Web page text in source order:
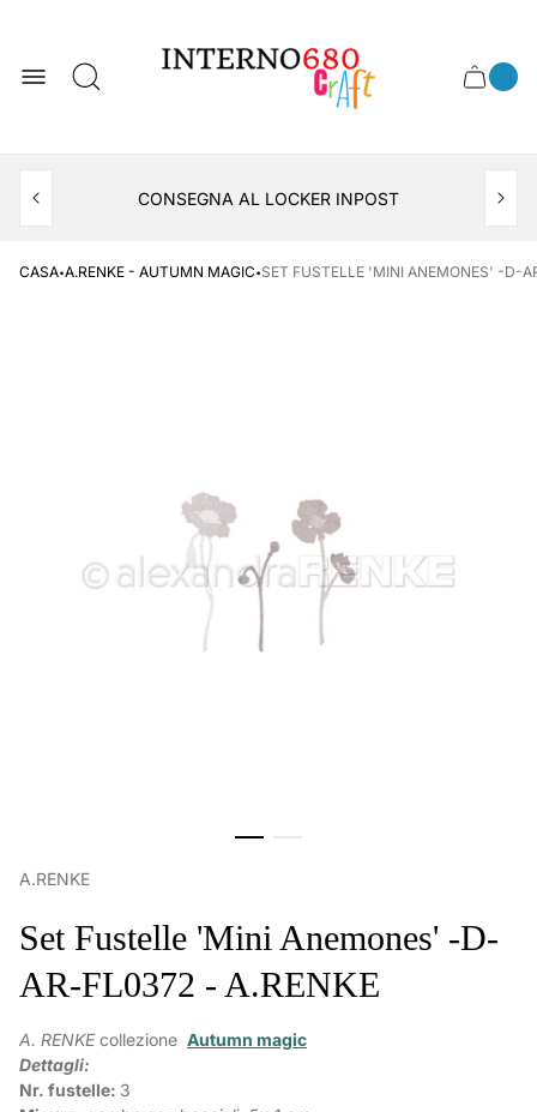
del
negozio
Cassetto
CONSEGNA AL LOCKER INPOST
CASA·A.RENKE - AUTUMN MAGIC·SET FUSTELLE 'MINI ANEMONES' -D-
A.RENKE
Set Fustelle 'Mini Anemones' -D-
AR-FL0372 - A.RENKE
A. RENKEcollezione Autumn magic
Dettagli:
Nr. fustelle: 3